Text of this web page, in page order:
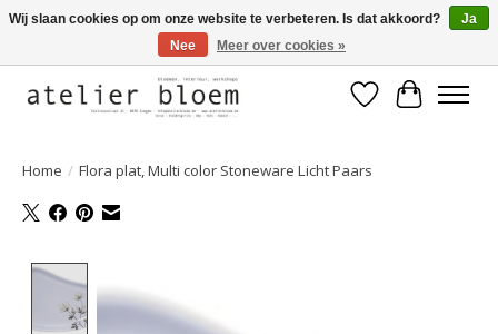
Welkom bij Atelier Bloem
Verlanglijst
Home / Flora plat, Multi color Stoneware Licht Paars
Wij slaan cookies op om onze website te verbeteren. Is dat akkoord?
Ja
Nee
Meer over cookies »